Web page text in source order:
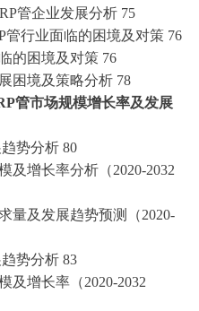
管企业发展分析 75
管行业面临的困境及对策 76
的困境及对策 76
困境及策略分析 78
管市场规模增长率及发展
势分析 80
及增长率分析（2020-2032
量及发展趋势预测（2020-
势分析 83
及增长率（2020-2032